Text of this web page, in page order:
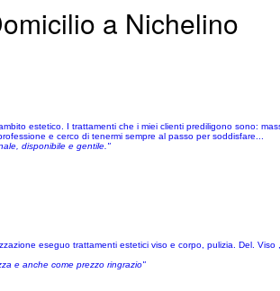
a Nichelino
estetico. I trattamenti che i miei clienti prediligono sono:
e cerco di tenermi sempre al passo per soddisfare...
disponibile e gentile."
eseguo trattamenti estetici viso e corpo, pulizia. Del.
e anche come prezzo ringrazio"